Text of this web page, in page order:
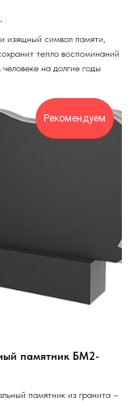
изящный символ памяти,
тепло воспоминаний
на долгие годы
Рекомендуем
памятник БМ2-
памятник из гранита –